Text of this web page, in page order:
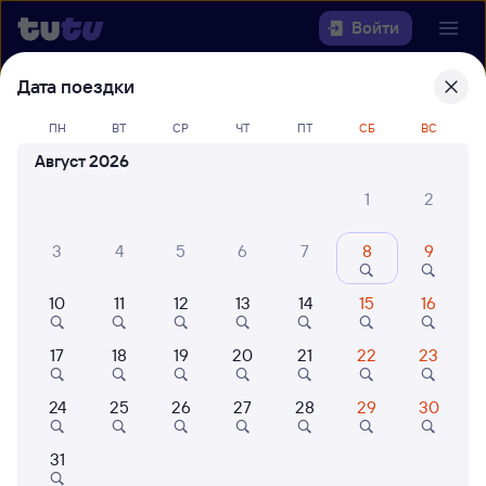
Войти
Выберите день, чтобы найти
билеты Рузаевка — Санкт-
Петербург Ладож.
Куда
Когда
Кто едет
Найти поезда
Дата поездки
ПН ВТ СР ЧТ ПТ СБ ВС
Август 2026
1
2
3 4 5 6 7 8 9
10 11 12 13 14 15 16
17 18 19 20 21 22 23
24 25 26 27 28 29 30
31